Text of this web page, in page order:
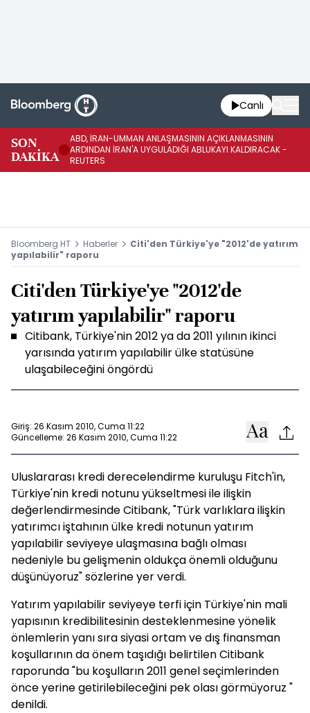
Canlı
SON
DAKİKA
ABD, İRAN-UMMAN ANLAŞMASININ AÇIKLANMASININ
ARDINDAN İRAN'A UYGULADIĞI ABLUKAYI KALDIRACAK -
REUTERS
Bloomberg HT Haberler
Citi'den Türkiye'ye "2012'de yatırım
yapılabilir" raporu
Citi'den Türkiye'ye "2012'de
yatırım yapılabilir" raporu
Citibank, Türkiye'nin 2012 ya da 2011 yılının ikinci
yarısında yatırım yapılabilir ülke statüsüne
ulaşabileceğini öngördü
Giriş: 26 Kasım 2010, Cuma 11:22
Güncelleme: 26 Kasım 2010, Cuma 11:22
Uluslararası kredi derecelendirme kuruluşu Fitch'in,
Türkiye'nin kredi notunu yükseltmesi ile ilişkin
değerlendirmesinde Citibank, "Türk varlıklara ilişkin
yatırımcı iştahının ülke kredi notunun yatırım
yapılabilir seviyeye ulaşmasına bağlı olması
nedeniyle bu gelişmenin oldukça önemli olduğunu
düşünüyoruz" sözlerine yer verdi.
Yatırım yapılabilir seviyeye terfi için Türkiye'nin mali
yapısının kredibilitesinin desteklenmesine yönelik
önlemlerin yanı sıra siyasi ortam ve dış finansman
koşullarının da önem taşıdığı belirtilen Citibank
raporunda "bu koşulların 2011 genel seçimlerinden
önce yerine getirilebileceğini pek olası görmüyoruz "
denildi.